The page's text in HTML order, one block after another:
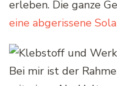
erleben. Die ganze
eine abgerissene
Bei mir ist der